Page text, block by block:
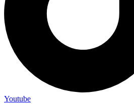
Youtube